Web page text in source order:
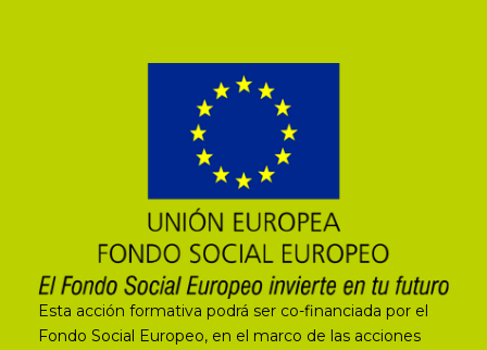
Esta acción formativa podrá ser co-financiada por el
Fondo Social Europeo, en el marco de las acciones